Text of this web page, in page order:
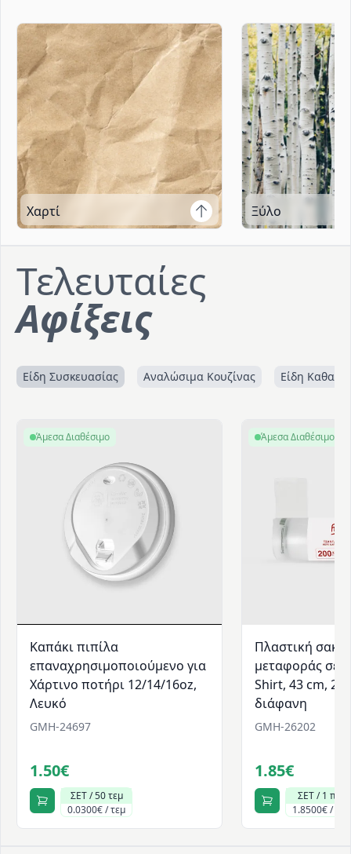
Χαρτί Ξύλο
Τελευταίες
Αφίξεις
Είδη Συσκευασίας Αναλώσιμα Κουζίνας Είδη
Καπάκι πιπίλα
επαναχρησιμοποιούμενο για
Χάρτινο ποτήρι 12/14/16oz,
Λευκό
GMH-24697
1.50€
ΣΕΤ / 50 τεμ
0.0300€ / τεμ
Άμεσα Διαθέσιμο
Πλαστική
μεταφοράς σε
Shirt, 43 cm,
διάφανη
GMH-26202
1.85€
ΣΕΤ / 1
1.8500€ /
Άμεσα Διαθέσιμο